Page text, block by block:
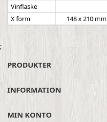
Vinflaske
X form
148 x 210 mm
;
PRODUKTER
INFORMATION
MIN KONTO